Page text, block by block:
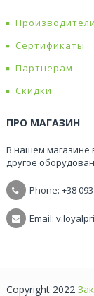
Производители
Сертификаты
Партнерам
Скидки
ПРО МАГАЗИН
В нашем магазине
другое
Phone: +38
Email:
Copyright 2022